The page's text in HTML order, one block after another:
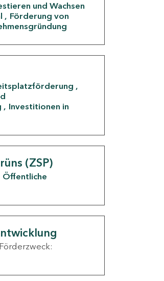
und Wachsen
Förderung von
Investitionen in
(ZSP)
Öffentliche
Förderzweck: